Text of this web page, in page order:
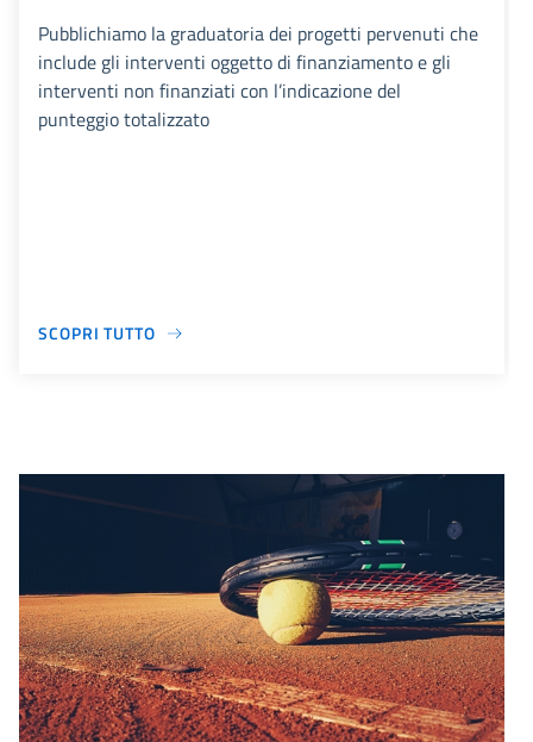
Pubblichiamo la graduatoria dei progetti pervenuti che
include gli interventi oggetto di finanziamento e gli
interventi non finanziati con l’indicazione del
punteggio totalizzato
SCOPRI TUTTO